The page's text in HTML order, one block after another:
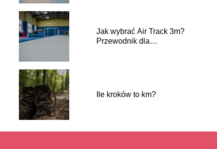
Jak wybrać Air Track 3m?
Przewodnik dla
Ile kroków to km?